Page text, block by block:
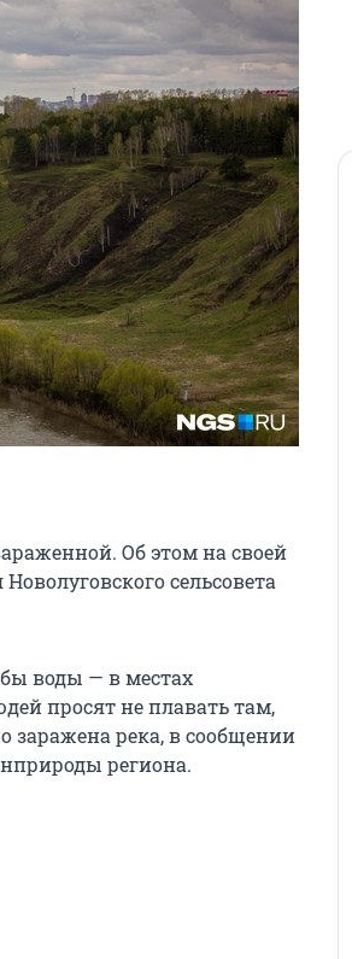
Об этом на своей
сельсовета
воды — в местах
просят не плавать там,
заражена река, в сообщении
региона.